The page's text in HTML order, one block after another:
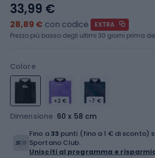
Colore
+2 € -7 €
Dimensione 60 x 58 cm
33,99 €
28,89 € con codice
EXTRA
Prezzo più basso degli ultimi 30 giorni prima
Fino a33 punti (fino a 1 € di sconto)
Sportano Club.
Unisciti al programma e